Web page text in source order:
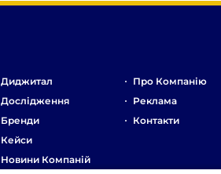
Диджитал
Дослідження
Бренди
Кейси
Новини Компаній
Про Компанію
Реклама
Контакти